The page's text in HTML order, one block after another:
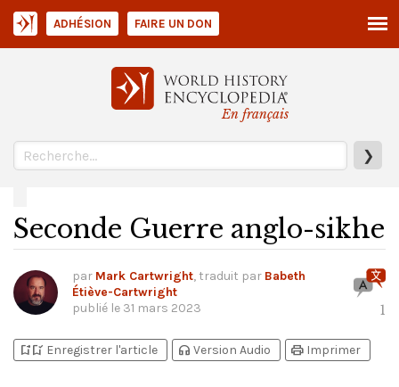
En français
❯
ADHÉSION FAIRE UN DON
Seconde Guerre anglo-sikhe
par Mark Cartwright, traduit par Babeth
Étiève-Cartwright
publié le 31 mars 2023 1
bookmark_addbookmark_added Enregistrer l'article headphones Version Audio print Imprimer